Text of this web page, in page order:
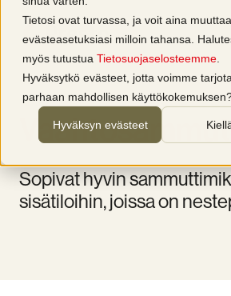
Tietosi ovat turvassa, ja voit aina muuttaa
evästeasetuksiasi milloin tahansa.
myös tutustua Tietosuojaselosteemme
Hyväksytkö evästeet, jotta voimme
parhaan mahdollisen
Hyväksyn evästeet
Sopivat hyvin
sisätiloihin, joissa on